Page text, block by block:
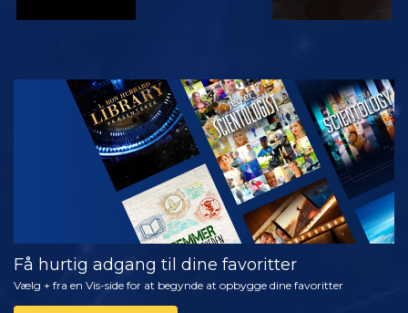
SE
UDFORSK
SERIEN
Få hurtig adgang til dine favoritter
Vælg + fra en Vis-side for at begynde at opbygge dine favoritter